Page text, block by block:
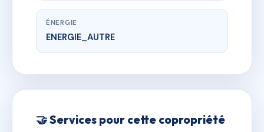
ÉNERGIE
ENERGIE_AUTRE
🤝 Services pour cette copropriété